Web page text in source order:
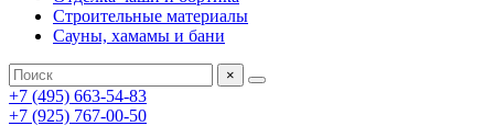
Строительные материалы
Сауны, хамамы и бани
×
+7 (495) 663-54-83
+7 (925) 767-00-50